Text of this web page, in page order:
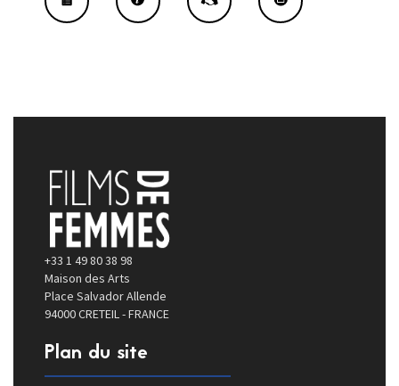
+33 1 49 80 38 98
Maison des Arts
Place Salvador Allende
94000 CRETEIL - FRANCE
Plan du site